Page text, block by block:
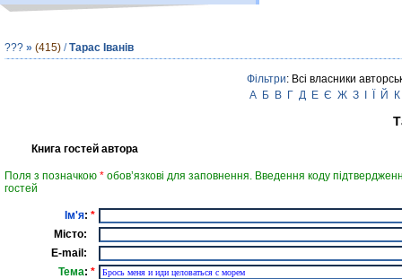
??? » (415) /Тарас Іванів
Фільтри: Всі власники
А Б В Г Д Е Є Ж З Й К
Книга гостей автора
Поля з позначкою * обов’язкові для заповнення. Введення коду
гостей
Ім'я: *
Місто:
E-mail:
Тема: *